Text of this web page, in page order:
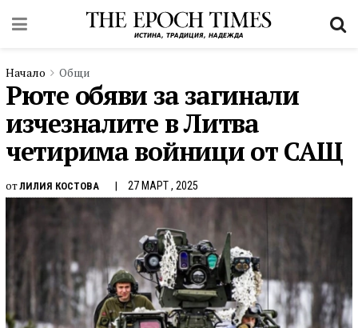
Начало Общи
Рюте обяви за загинали
изчезналите в Литва
четирима войници от САЩ
отЛИЛИЯ КОСТОВА 27 МАРТ , 2025